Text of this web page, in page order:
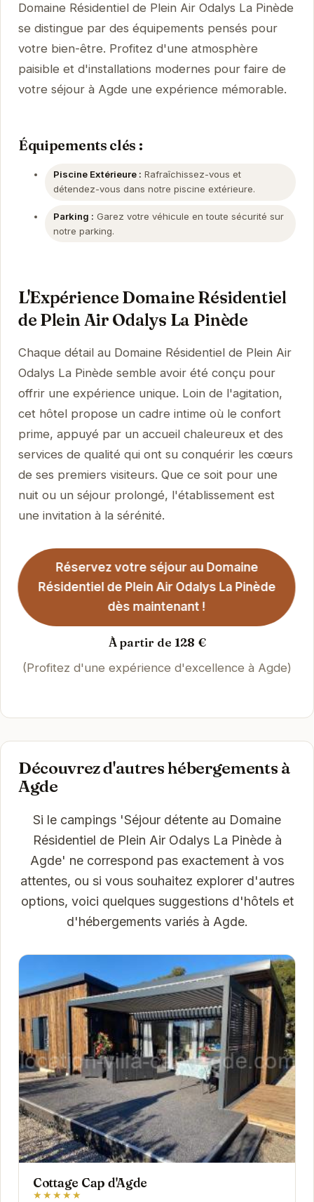
Domaine Résidentiel de Plein Air Odalys La Pinède
se distingue par des équipements pensés pour
votre bien-être. Profitez d'une atmosphère
paisible et d'installations modernes pour faire de
votre séjour à Agde une expérience mémorable.
Équipements clés :
Piscine Extérieure : Rafraîchissez-vous et
détendez-vous dans notre piscine extérieure.
Parking : Garez votre véhicule en toute sécurité sur
notre parking.
L'Expérience Domaine Résidentiel
de Plein Air Odalys La Pinède
Chaque détail au Domaine Résidentiel de Plein Air
Odalys La Pinède semble avoir été conçu pour
offrir une expérience unique. Loin de l'agitation,
cet hôtel propose un cadre intime où le confort
prime, appuyé par un accueil chaleureux et des
services de qualité qui ont su conquérir les cœurs
de ses premiers visiteurs. Que ce soit pour une
nuit ou un séjour prolongé, l'établissement est
une invitation à la sérénité.
Réservez votre séjour au Domaine
Résidentiel de Plein Air Odalys La Pinède
dès maintenant !
À partir de 128 €
(Profitez d'une expérience d'excellence à Agde)
Découvrez d'autres hébergements à
Agde
Si le campings 'Séjour détente au Domaine
Résidentiel de Plein Air Odalys La Pinède à
Agde' ne correspond pas exactement à vos
attentes, ou si vous souhaitez explorer d'autres
options, voici quelques suggestions d'hôtels et
d'hébergements variés à Agde.
Cottage Cap d'Agde
★★★★★